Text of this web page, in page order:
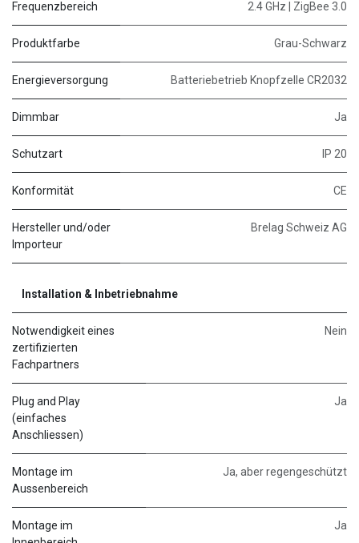
Frequenzbereich 2.4 GHz | ZigBee 3.0
Produktfarbe Grau-Schwarz
Energieversorgung Batteriebetrieb Knopfzelle CR2032
Dimmbar Ja
Schutzart IP 20
Konformität CE
Hersteller und/oder
Importeur
Brelag Schweiz AG
Installation & Inbetriebnahme
Notwendigkeit eines
zertifizierten
Fachpartners
Nein
Plug and Play
(einfaches
Anschliessen)
Ja
Montage im
Aussenbereich
Ja, aber regengeschützt
Montage im
Ja